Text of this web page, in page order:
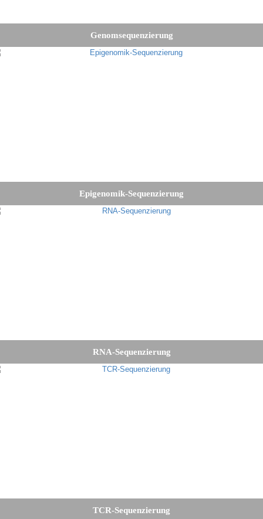
Genomsequenzierung
Epigenomik-Sequenzierung
RNA-Sequenzierung
TCR-Sequenzierung